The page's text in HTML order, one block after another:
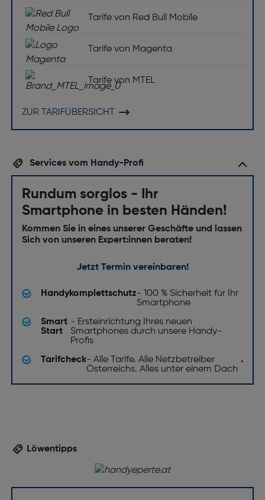
Bildschirmauflösung [Pixel]: 1080 x 2400
Display-Typ: PLS
Prozessor
Prozessor: 680
Speichermedium
Max. Speicherkartengröße [GB]: 1000
Interne Speicherkapazität [GB]: 64
Kamera
Rückkamera-Typ: Dreifach-Kamera
Auflösung Rückkamera (numerisch) [MP]: 50
Auflösung Frontkamera (numerisch) [MP]: 13
Frontkamera-Typ: Einzelne Kamera
Rückkamera-Blitz: Ja
Autofokus: Ja
Anschlüsse und Schnittstellen
USB Port: Ja
USB-Version: 2.0
SIM-Kartensteckplätze: Dual-SIM
Tarife von Red Bull Mobile
Tarife von Magenta
Tarife von MTEL
ZUR TARIFÜBERSICHT
Services vom Handy-Profi
Rundum sorglos - Ihr
Smartphone in besten Händen!
Kommen Sie in eines unserer Geschäfte und lassen
Sich von unseren Expert:innen beraten!
Jetzt Termin vereinbaren!
Handykomplettschutz- 100 % Sicherheit für Ihr
Smartphone
Smart
Start
- Ersteinrichtung Ihres neuen
Smartphones durch unsere Handy-
Profis
Tarifcheck- Alle Tarife. Alle Netzbetreiber
Österreichs. Alles unter einem Dach
.
Löwentipps